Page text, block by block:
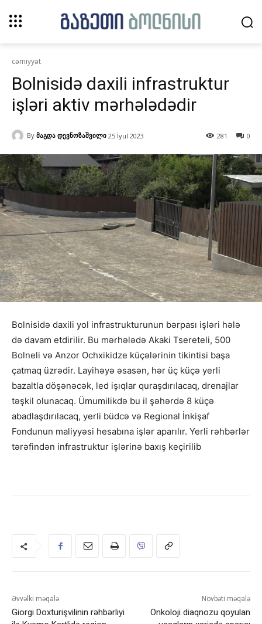
cəmiyyət
Bolnisidə daxili infrastruktur
işləri aktiv mərhələdədir
By მაგდა დევნოზაშვილი 25 İyul 2023 0
281
Bolnisidə daxili yol infrastrukturunun bərpası işləri hələ
də davam etdirilir. Bu mərhələdə Akaki Tsereteli, 500
Bolneli və Anzor Ochxikidze küçələrinin tikintisi başa
çatmaq üzrədir. Layihəyə əsasən, hər üç küçə yerli
bazaltla döşənəcək, led işıqlar quraşdırılacaq, drenajlar
təşkil olunacaq. Ümumilikdə bu il şəhərdə 8 küçə
abadlaşdırılacaq, yerli büdcə və Regional İnkişaf
Fondunun maliyyəsi hesabına işlər aparılır. Yerli rəhbərlər
tərəfindən infrastruktur işlərinə baxış keçirilib
Əvvəlki məqalə
Giorgi Doxturişvilinin rəhbərliyi
Növbəti məqalə
Onkoloji diaqnozu qoyulan